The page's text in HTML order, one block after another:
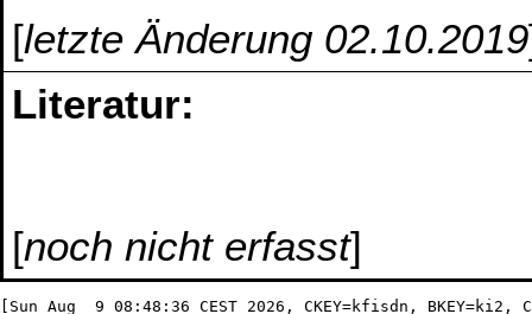
[letzte Änderung 02.10.2019
Literatur:
[noch nicht erfasst]